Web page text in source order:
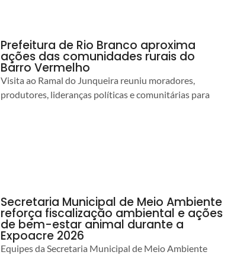
Prefeitura de Rio Branco aproxima
ações das comunidades rurais do
Barro Vermelho
Visita ao Ramal do Junqueira reuniu moradores,
produtores, lideranças políticas e comunitárias para
Secretaria Municipal de Meio Ambiente
reforça fiscalização ambiental e ações
de bem-estar animal durante a
Expoacre 2026
Equipes da Secretaria Municipal de Meio Ambiente